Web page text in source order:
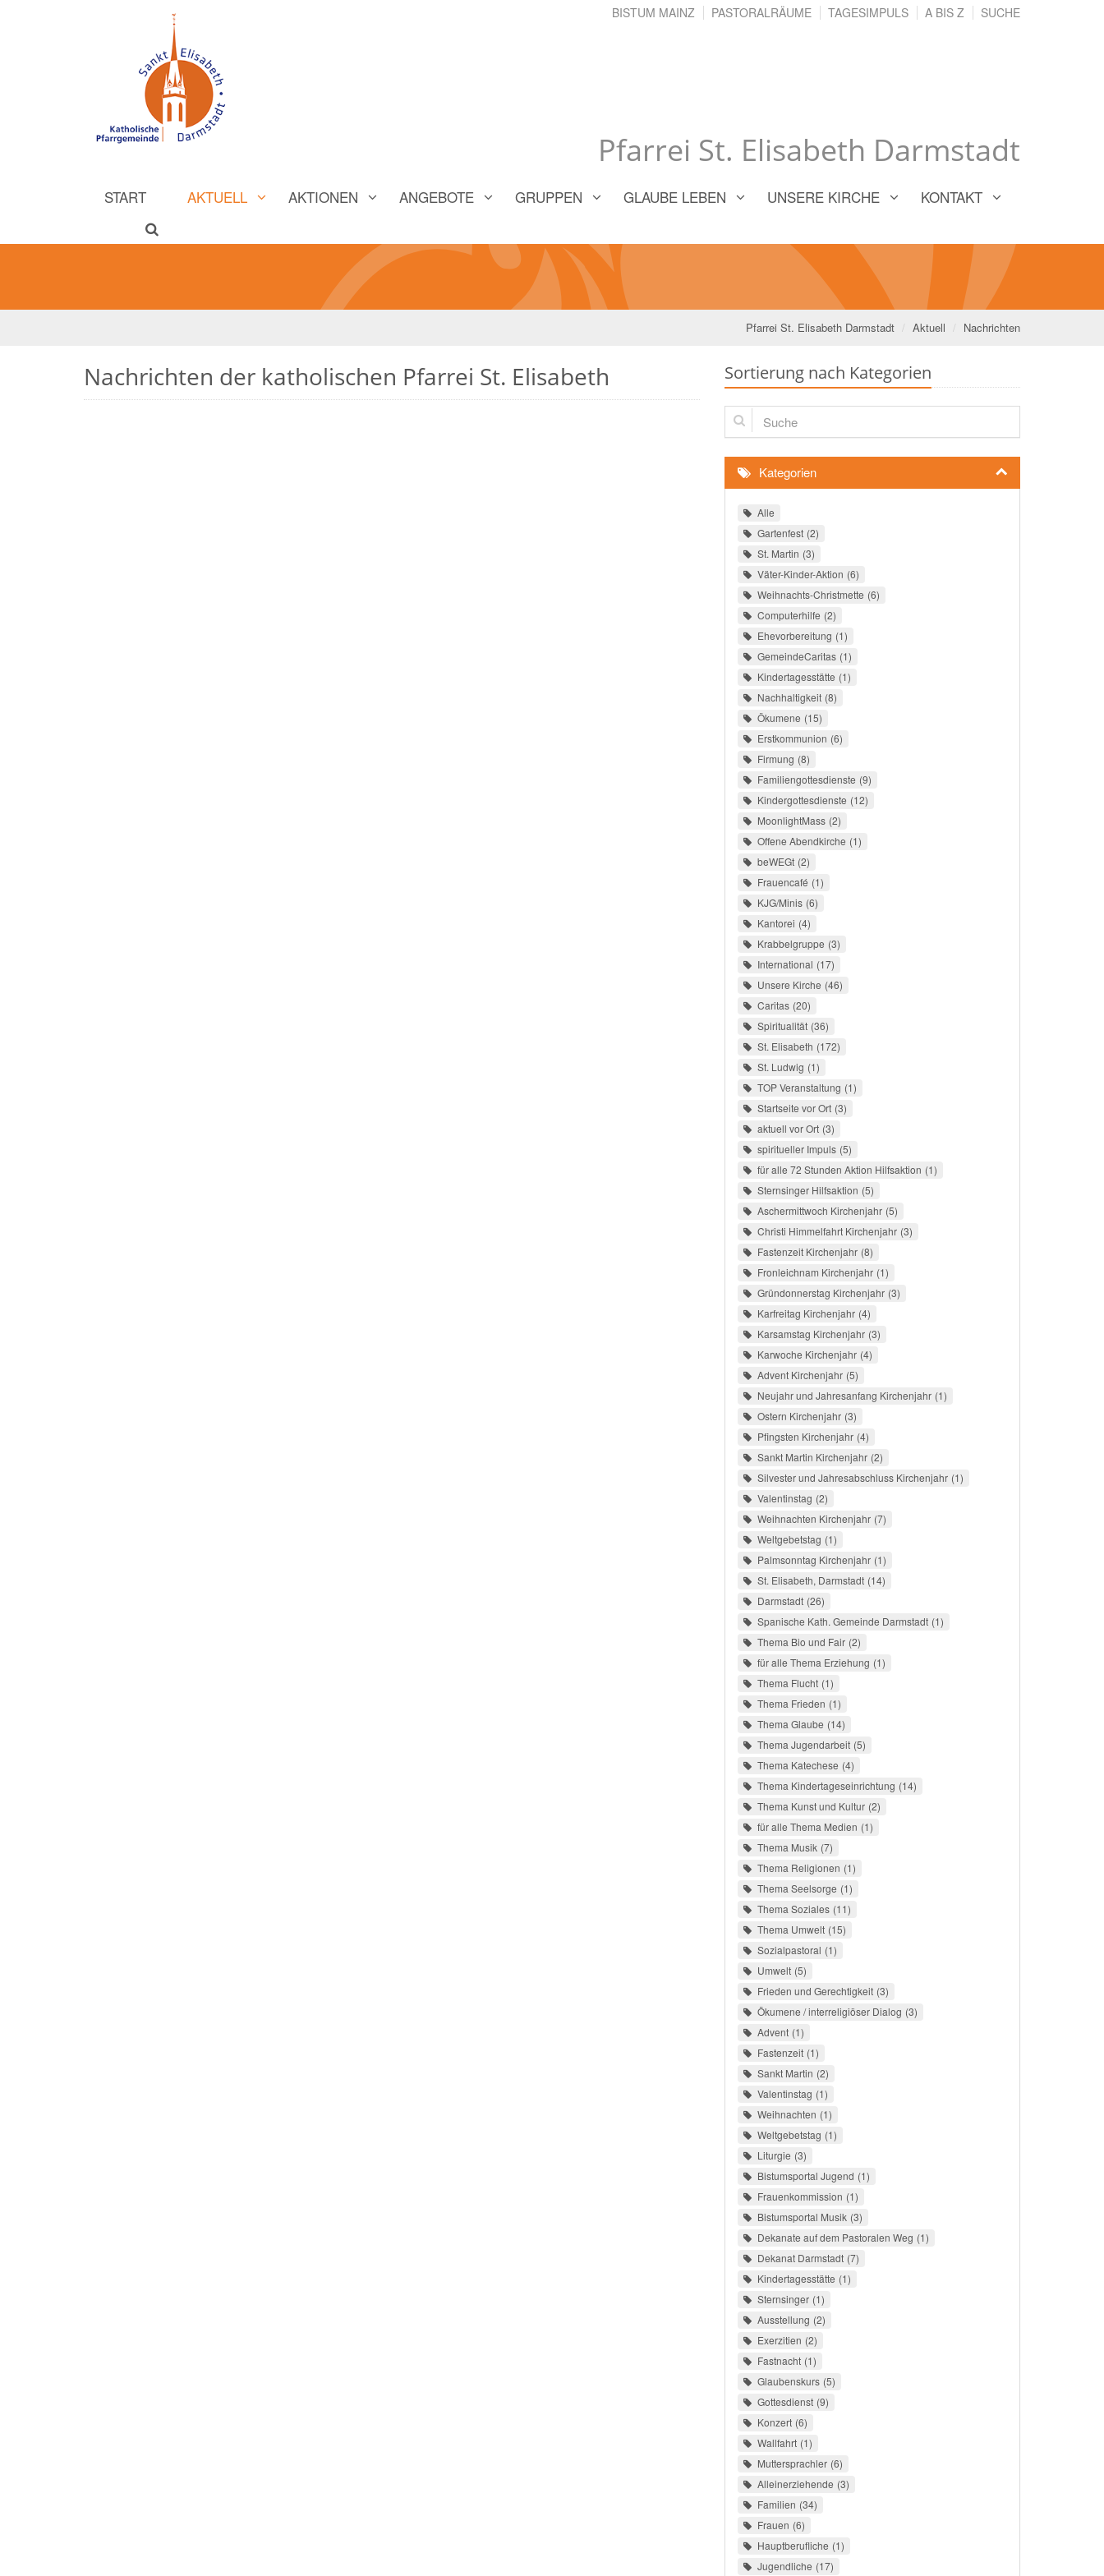
Pfarrei St. Elisabeth Darmstadt
BISTUM MAINZ PASTORALRÄUME TAGESIMPULS A BIS Z SUCHE
START AKTUELL AKTIONEN ANGEBOTE GRUPPEN GLAUBE LEBEN UNSERE KIRCHE KONTAKT
Pfarrei St. Elisabeth Darmstadt Aktuell Nachrichten
Nachrichten der katholischen Pfarrei St. Elisabeth Sortierung nach Kategorien
Suche
Kategorien
Alle
Gartenfest 2
St. Martin 3
Väter-Kinder-Aktion 6
Weihnachts-Christmette 6
Computerhilfe 2
Ehevorbereitung 1
GemeindeCaritas 1
Kindertagesstätte 1
Nachhaltigkeit 8
Ökumene 15
Erstkommunion 6
Firmung 8
Familiengottesdienste 9
Kindergottesdienste 12
MoonlightMass 2
Offene Abendkirche 1
beWEGt 2
Frauencafé 1
KJG/Minis 6
Kantorei 4
Krabbelgruppe 3
International 17
Unsere Kirche 46
Caritas 20
Spiritualität 36
St. Elisabeth 172
St. Ludwig 1
TOP Veranstaltung 1
Startseite vor Ort 3
aktuell vor Ort 3
spiritueller Impuls 5
für alle 72 Stunden Aktion Hilfsaktion 1
Sternsinger Hilfsaktion 5
Aschermittwoch Kirchenjahr 5
Christi Himmelfahrt Kirchenjahr 3
Fastenzeit Kirchenjahr 8
Fronleichnam Kirchenjahr 1
Gründonnerstag Kirchenjahr 3
Karfreitag Kirchenjahr 4
Karsamstag Kirchenjahr 3
Karwoche Kirchenjahr 4
Advent Kirchenjahr 5
Neujahr und Jahresanfang Kirchenjahr 1
Ostern Kirchenjahr 3
Pfingsten Kirchenjahr 4
Sankt Martin Kirchenjahr 2
Silvester und Jahresabschluss Kirchenjahr 1
Valentinstag 2
Weihnachten Kirchenjahr 7
Weltgebetstag 1
Palmsonntag Kirchenjahr 1
St. Elisabeth, Darmstadt 14
Darmstadt 26
Spanische Kath. Gemeinde Darmstadt 1
Thema Bio und Fair 2
für alle Thema Erziehung 1
Thema Flucht 1
Thema Frieden 1
Thema Glaube 14
Thema Jugendarbeit 5
Thema Katechese 4
Thema Kindertageseinrichtung 14
Thema Kunst und Kultur 2
für alle Thema Medien 1
Thema Musik 7
Thema Religionen 1
Thema Seelsorge 1
Thema Soziales 11
Thema Umwelt 15
Sozialpastoral 1
Umwelt 5
Frieden und Gerechtigkeit 3
Ökumene / interreligiöser Dialog 3
Advent 1
Fastenzeit 1
Sankt Martin 2
Valentinstag 1
Weihnachten 1
Weltgebetstag 1
Liturgie 3
Bistumsportal Jugend 1
Frauenkommission 1
Bistumsportal Musik 3
Dekanate auf dem Pastoralen Weg 1
Dekanat Darmstadt 7
Kindertagesstätte 1
Sternsinger 1
Ausstellung 2
Exerzitien 2
Fastnacht 1
Glaubenskurs 5
Gottesdienst 9
Konzert 6
Wallfahrt 1
Muttersprachler 6
Alleinerziehende 3
Familien 34
Frauen 6
Hauptberufliche 1
Jugendliche 17